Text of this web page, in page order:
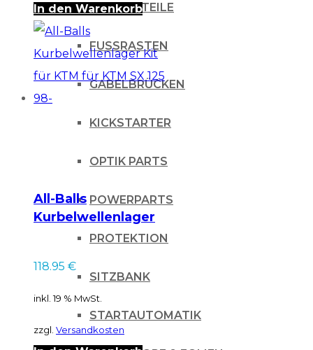
CARBONTEILE
FUSSRASTEN
GABELBRÜCKEN
KICKSTARTER
OPTIK PARTS
POWERPARTS
PROTEKTION
SITZBANK
STARTAUTOMATIK
In den Warenkorb
All-Balls
Kurbelwellenlager
Kit für KTM für KTM
118.95 €
inkl. 19 % MwSt.
zzgl. Versandkosten